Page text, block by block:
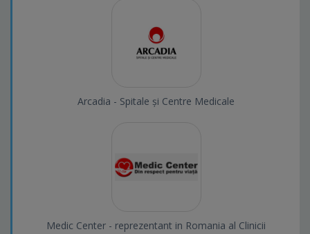
Arcadia - Spitale și Centre Medicale
Medic Center - reprezentant in Romania al Clinicii